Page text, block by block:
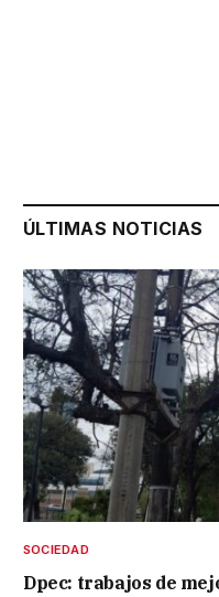
ÚLTIMAS NOTICIAS
SOCIEDAD
Dpec: trabajos de